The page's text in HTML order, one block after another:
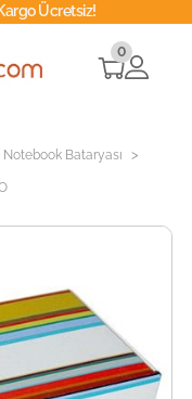
Ücretsiz!
0
Notebook Bataryası >